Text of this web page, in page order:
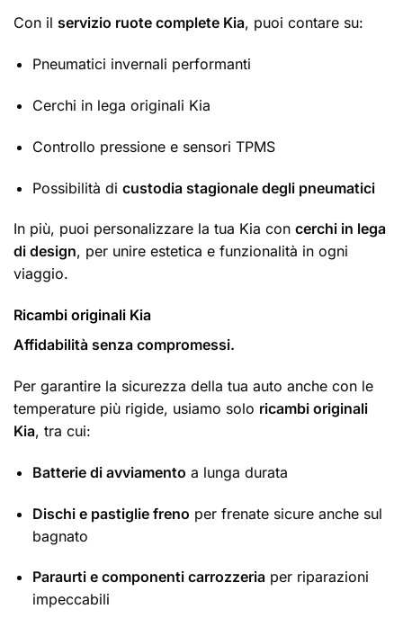
Con il servizio ruote complete Kia, puoi contare su:
Pneumatici invernali performanti
Cerchi in lega originali Kia
Controllo pressione e sensori TPMS
Possibilità di custodia stagionale degli pneumatici
In più, puoi personalizzare la tua Kia con cerchi in lega
di design, per unire estetica e funzionalità in ogni
viaggio.
Ricambi originali Kia
Affidabilità senza compromessi.
Per garantire la sicurezza della tua auto anche con le
temperature più rigide, usiamo solo ricambi originali
Kia, tra cui:
Batterie di avviamento a lunga durata
Dischi e pastiglie freno per frenate sicure anche sul
bagnato
Paraurti e componenti carrozzeriaper riparazioni
impeccabili